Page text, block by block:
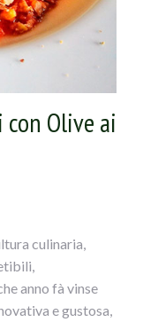
Olive ai
culinaria,
anno fà vinse
e gustosa,